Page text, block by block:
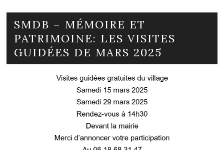
SMDB – MÉMOIRE ET
PATRIMOINE: LES VISITES
GUIDÉES DE MARS 2025